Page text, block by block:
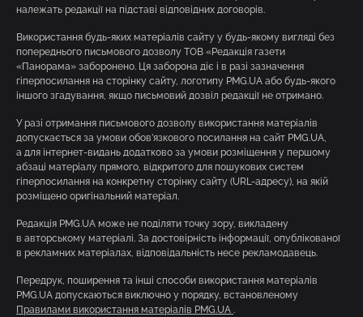
належать редакції на підставі відповідних договорів.
Використання будь-яких матеріалів сайту у будь-якому вигляді без
попереднього письмового дозволу ТОВ «Редакція газети
«Панорама» заборонено. Ця заборона діє і в разі зазначення
гіперпосилання на сторінку сайту, логотипу PMG.UA або будь-якого
іншого згадування, якщо письмовий дозвіл редакції не отримано.
У разі отримання письмового дозволу використання матеріалів
допускається за умови обов’язкового посилання на сайт PMG.UA,
а для інтернет-видань додатково за умови розміщення у першому
абзаці матеріалу прямого, відкритого для пошукових систем
гіперпосилання на конкретну сторінку сайту (URL-адресу), на якій
розміщено оригінальний матеріал.
Редакція PMG.UA може не поділяти точку зору, викладену
в авторському матеріалі. За достовірність інформації, опублікованої
в рекламних матеріалах, відповідальність несе рекламодавець.
Передрук, поширення та інші способи використання матеріалів
PMG.UA допускаються виключно у порядку, встановленому
Правилами використання матеріалів PMG.UA .